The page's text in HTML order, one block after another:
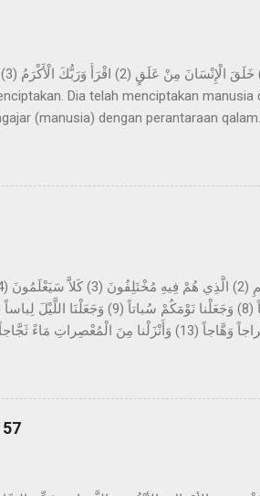
Dia telah menciptakan manusia
(manusia) dengan perantaraan
dari Aisyah yang menceritakan bahwa
dalam tidurnya. Dan beliau tidak
dijadikan baginya suka
beberapa malam yang berbilang dan...
mereka akan mengetahui.
pasak? Dan Kami jadikan kalian
sebagai pakaian, dan ...